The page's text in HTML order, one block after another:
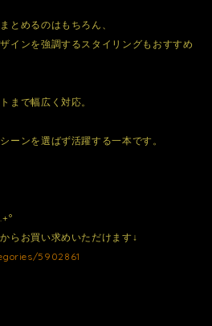
とめるのはもちろん、
インを強調するスタイリングもおすすめ
まで幅広く対応。
ーンを選ばず活躍する一本です。
らお買い求めいただけます↓
5902861⁠